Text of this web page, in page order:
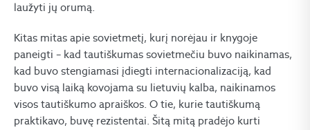
laužyti jų orumą.
Kitas mitas apie sovietmetį, kurį norėjau ir knygoje
paneigti – kad tautiškumas sovietmečiu buvo naikinamas,
kad buvo stengiamasi įdiegti internacionalizaciją, kad
buvo visą laiką kovojama su lietuvių kalba, naikinamos
visos tautiškumo apraiškos. O tie, kurie tautiškumą
praktikavo, buvę rezistentai. Šitą mitą pradėjo kurti